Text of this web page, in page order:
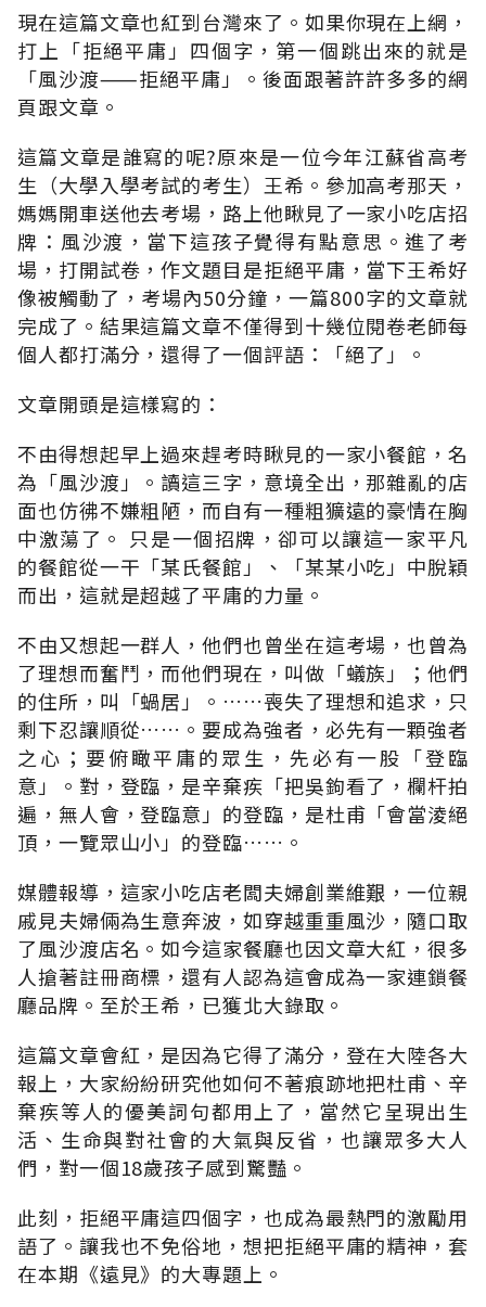
現在這篇文章也紅到台灣來了。如果你現在上網，
打上「拒絕平庸」四個字，第一個跳出來的就是
「風沙渡⸺拒絕平庸」。後面跟著許許多多的網
頁跟文章。
這篇文章是誰寫的呢?原來是一位今年江蘇省高考
生（大學入學考試的考生）王希。參加高考那天，
媽媽開車送他去考場，路上他瞅見了一家小吃店招
牌：風沙渡，當下這孩子覺得有點意思。進了考
場，打開試卷，作文題目是拒絕平庸，當下王希好
像被觸動了，考場內50分鐘，一篇800字的文章就
完成了。結果這篇文章不僅得到十幾位閱卷老師每
個人都打滿分，還得了一個評語：「絕了」。
文章開頭是這樣寫的：
不由得想起早上過來趕考時瞅見的一家小餐館，名
為「風沙渡」。讀這三字，意境全出，那雜亂的店
面也仿彿不嫌粗陋，而自有一種粗獷遠的豪情在胸
中激蕩了。 只是一個招牌，卻可以讓這一家平凡
的餐館從一干「某氏餐館」、「某某小吃」中脫穎
而出，這就是超越了平庸的力量。
不由又想起一群人，他們也曾坐在這考場，也曾為
了理想而奮鬥，而他們現在，叫做「蟻族」；他們
的住所，叫「蝸居」。……喪失了理想和追求，只
剩下忍讓順從……。要成為強者，必先有一顆強者
之心；要俯瞰平庸的眾生，先必有一股「登臨
意」。對，登臨，是辛棄疾「把吳鉤看了，欄杆拍
遍，無人會，登臨意」的登臨，是杜甫「會當淩絕
頂，一覽眾山小」的登臨……。
媒體報導，這家小吃店老闆夫婦創業維艱，一位親
戚見夫婦倆為生意奔波，如穿越重重風沙，隨口取
了風沙渡店名。如今這家餐廳也因文章大紅，很多
人搶著註冊商標，還有人認為這會成為一家連鎖餐
廳品牌。至於王希，已獲北大錄取。
這篇文章會紅，是因為它得了滿分，登在大陸各大
報上，大家紛紛研究他如何不著痕跡地把杜甫、辛
棄疾等人的優美詞句都用上了，當然它呈現出生
活、生命與對社會的大氣與反省，也讓眾多大人
們，對一個18歲孩子感到驚豔。
此刻，拒絕平庸這四個字，也成為最熱門的激勵用
語了。讓我也不免俗地，想把拒絕平庸的精神，套
在本期《遠見》的大專題上。